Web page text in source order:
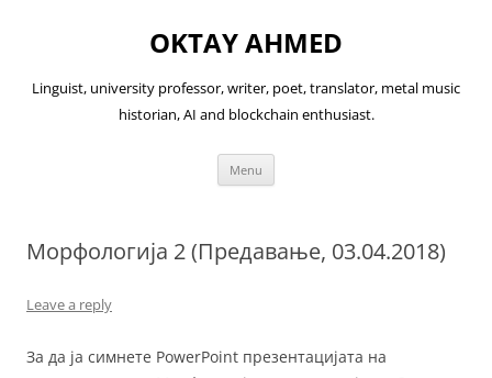
OKTAY AHMED
Linguist, university professor, writer, poet, translator, metal music
historian, AI and blockchain enthusiast.
Menu
Морфологија 2 (Предавање, 03.04.2018)
Leave a reply
За да ја симнете PowerPoint презентацијата на